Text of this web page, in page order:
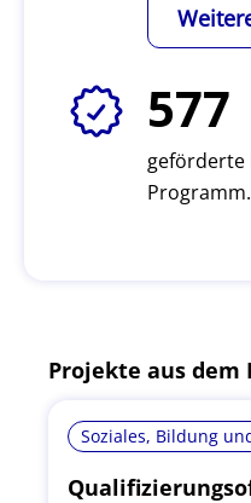
577
geförderte
Programm.
Projekte aus dem
Soziales, Bildung